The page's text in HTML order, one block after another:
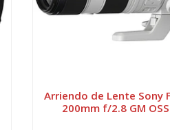
Arriendo de Lente Sony
200mm f/2.8 GM